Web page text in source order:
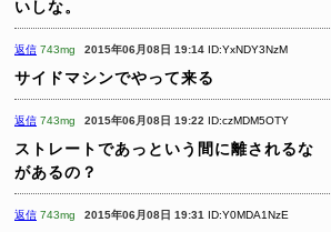
いしな。
返信 743mg 2015年06月08日 19:14 ID:YxNDY3NzM
サイドマシンでやって来る
返信 743mg 2015年06月08日 19:22 ID:czMDM5OTY
ストレートであっという間に離されるな
があるの？
返信 743mg 2015年06月08日 19:31 ID:Y0MDA1NzE